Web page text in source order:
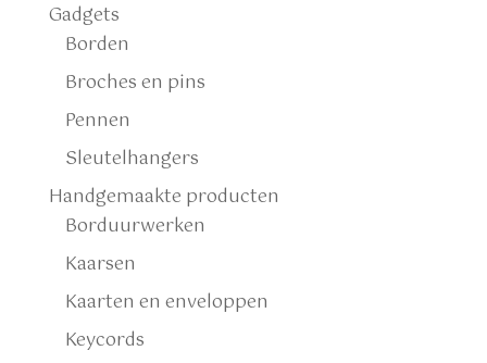
Gadgets
Borden
Broches en pins
Pennen
Sleutelhangers
Handgemaakte producten
Borduurwerken
Kaarsen
Kaarten en enveloppen
Keycords